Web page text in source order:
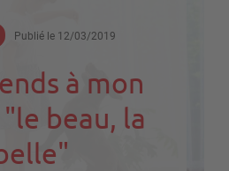
Publié le 12/03/2019
à mon
beau, la